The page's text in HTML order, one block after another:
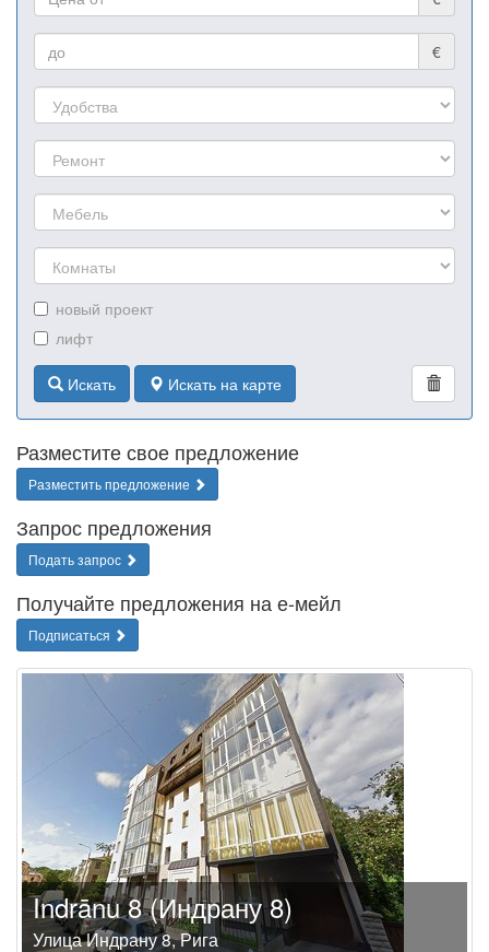
€
новый проект
лифт
Искать Искать на карте
Разместите свое предложение
Разместить предложение
Запрос предложения
Подать запрос
Получайте предложения на е-мейл
Подписаться
Indrānu 8 (Индрану 8)
Улица Индрану 8, Рига